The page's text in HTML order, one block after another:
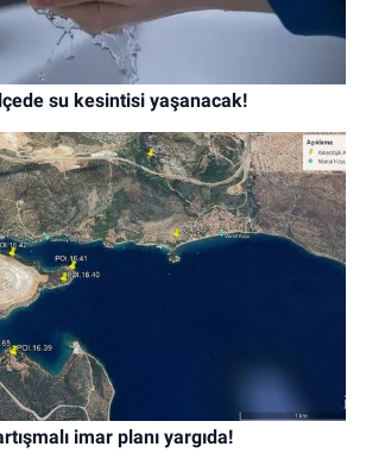
su kesintisi yaşanacak!
imar planı yargıda!